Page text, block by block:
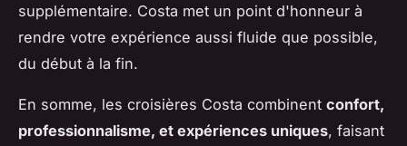
supplémentaire. Costa met un point d'honneur à
rendre votre expérience aussi fluide que possible,
du début à la fin.
En somme, les croisières Costa combinent confort,
professionnalisme, et expériences uniques, faisant